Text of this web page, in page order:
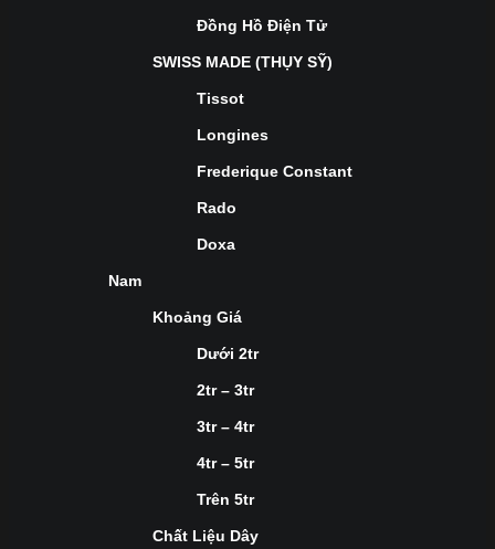
Đồng Hồ Điện Tử
SWISS MADE (THỤY SỸ)
Tissot
Longines
Frederique Constant
Rado
Doxa
Nam
Khoảng Giá
Dưới 2tr
2tr – 3tr
3tr – 4tr
4tr – 5tr
Trên 5tr
Chất Liệu Dây